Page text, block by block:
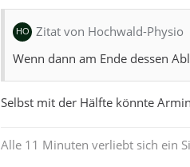
Zitat von Hochwald-Physio
Wenn dann am Ende dessen
Selbst mit der Hälfte könnte
Alle 11 Minuten verliebt sich ein